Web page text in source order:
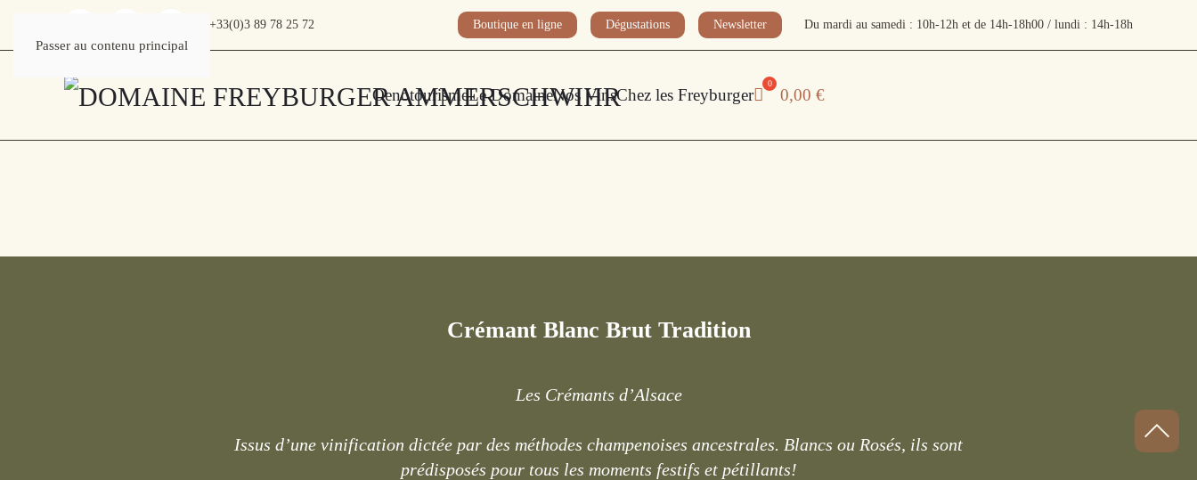
Passer au contenu principal
+33(0)3 89 78 25 72 Boutique en ligne Dégustations Newsletter Du mardi au samedi : 10h-12h et de 14h-18h00 / lundi : 14h-18h
OenotourismeLe DomaineNos VinsChez les Freyburger 0,00 €
Crémant Blanc Brut Tradition
Les Crémants d’Alsace
Issus d’une vinification dictée par des méthodes champenoises ancestrales. Blancs ou Rosés, ils sont
prédisposés pour tous les moments festifs et pétillants!